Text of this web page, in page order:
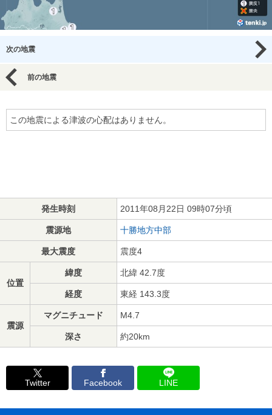
次の地震
前の地震
この地震による津波の心配はありません。
発生時刻 2011年08月22日 09時07分頃
震源地 十勝地方中部
最大震度 震度4
位置
緯度 北緯 42.7度
経度 東経 143.3度
震源
マグニチュード M4.7
深さ 約20km
Twitter Facebook LINE